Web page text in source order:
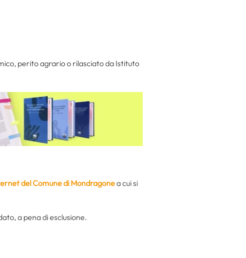
perito agrario o rilasciato da Istituto
del Comune di Mondragonea cui si
a pena di esclusione.